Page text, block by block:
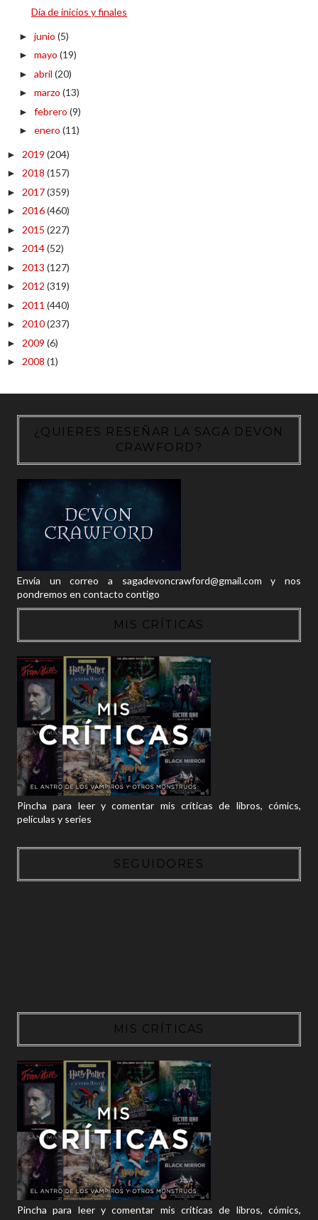
Día de inicios y finales
► junio (5)
► mayo (19)
► abril (20)
► marzo (13)
► febrero (9)
► enero (11)
► 2019 (204)
► 2018 (157)
► 2017(359)
► 2016(460)
► 2015 (227)
► 2014(52)
► 2013 (127)
► 2012 (319)
► 2011 (440)
► 2010(237)
► 2009 (6)
► 2008 (1)
¿QUIERES RESEÑAR LA SAGA DEVON
CRAWFORD?
Envía un correo a sagadevoncrawford@gmail.com y nos
pondremos en contacto contigo
MIS CRÍTICAS
Pincha para leer y comentar mis críticas de libros, cómics,
películas y series
SEGUIDORES
MIS CRÍTICAS
Pincha para leer y comentar mis críticas de libros, cómics,